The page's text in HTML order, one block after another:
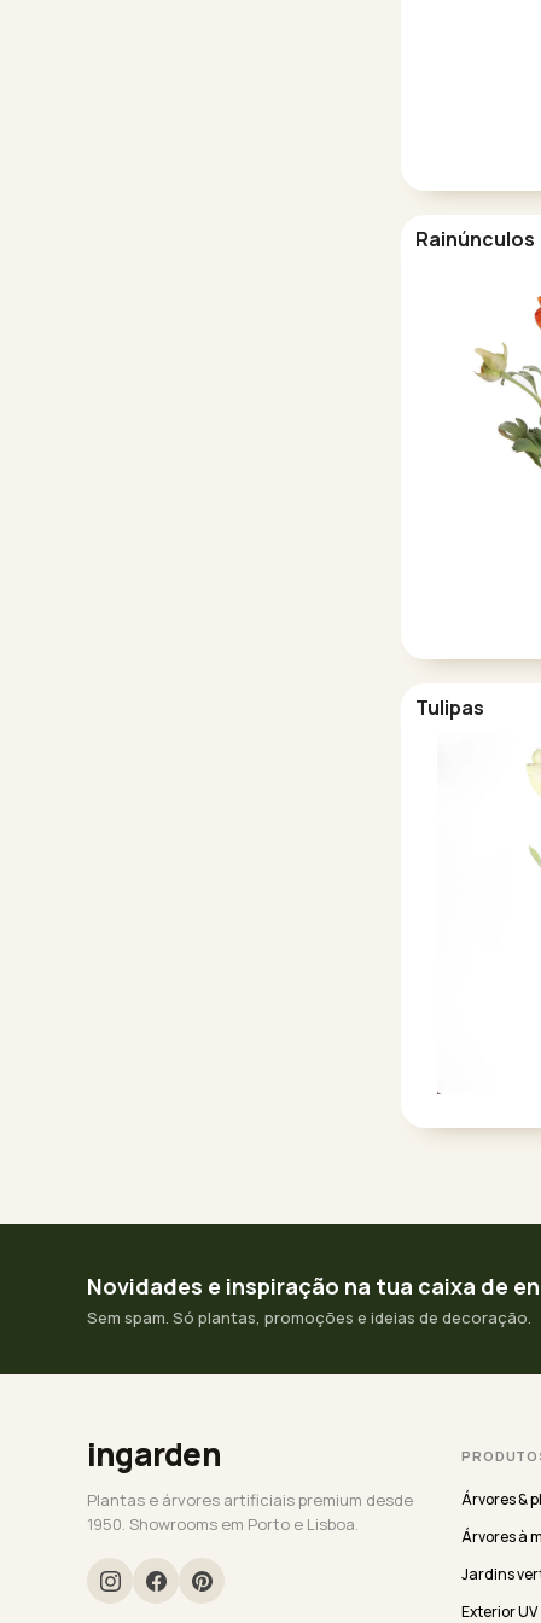
Rainúnculos
Tulipas
Novidades e inspiração na tua caixa de
Sem spam. Só plantas, promoções e ideias de decoração.
ingarden
Plantas e árvores artificiais premium desde
1950. Showrooms em Porto e Lisboa.
Árvores &
Árvores à
Jardins
Exterior UV